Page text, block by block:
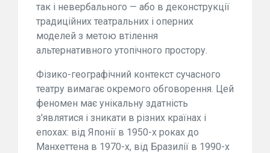
так і невербального — або в деконструкції
традиційних театральних і оперних
моделей з метою втілення
альтернативного утопічного простору.
Фізико-географічний контекст сучасного
театру вимагає окремого обговорення. Цей
феномен має унікальну здатність
з'являтися і зникати в різних країнах і
епохах: від Японії в 1950-х роках до
Манхеттена в 1970-х, від Бразилії в 1990-х